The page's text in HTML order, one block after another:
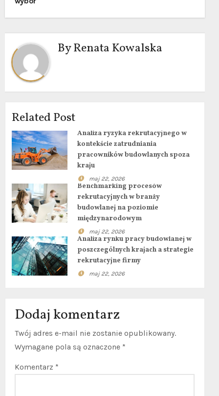
ByRenata Kowalska
Related Post
Analiza ryzyka rekrutacyjnego w
kontekście zatrudniania
pracowników budowlanych spoza
kraju
maj 22, 2026
Benchmarking procesów
rekrutacyjnych w branży
budowlanej na poziomie
międzynarodowym
maj 22, 2026
Analiza rynku pracy budowlanej w
poszczególnych krajach a strategie
rekrutacyjne firmy
maj 22, 2026
Dodaj komentarz
Twój adres e-mail nie zostanie opublikowany.
Wymagane pola są oznaczone *
Komentarz *